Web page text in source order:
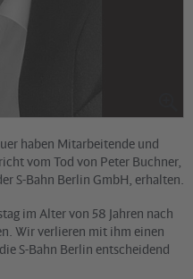
haben Mitarbeitende und
vom Tod von Peter Buchner,
S-Bahn Berlin GmbH, erhalten.
im Alter von 58 Jahren nach
Wir verlieren mit ihm einen
S-Bahn Berlin entscheidend